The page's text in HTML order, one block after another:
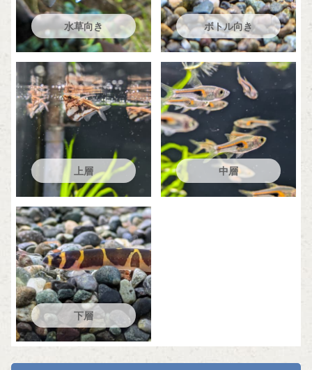
水草向き ボトル向き
上層 中層
下層